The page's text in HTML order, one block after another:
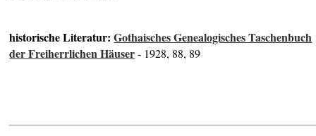
historische Literatur:Gothaisches Genealogisches Taschenbuch
der Freiherrlichen Häuser- 1928, 88, 89